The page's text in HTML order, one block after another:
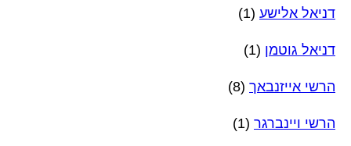
דניאל אלישע (1)
דניאל גוטמן (1)
הרשי אייזנבאך (8)
הרשי ויינברגר (1)